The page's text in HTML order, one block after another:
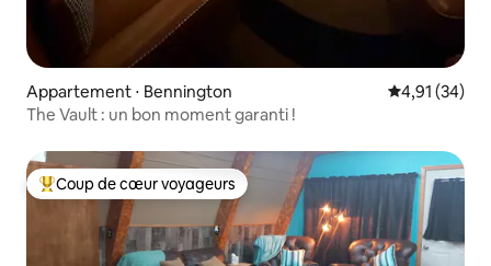
Appartement ⋅ Bennington Évaluation
4,91 (34)
The Vault : un bon moment garanti !
Coups de cœur voyageurs les plus appréciés
Coup de cœur voyageurs